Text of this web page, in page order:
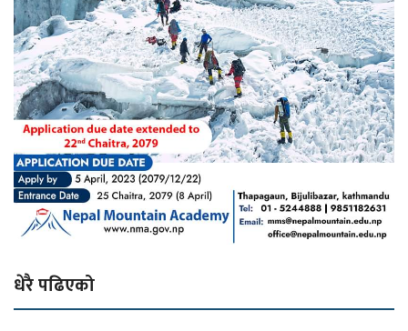
धेरै पढिएको